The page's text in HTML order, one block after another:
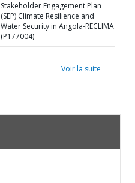
Stakeholder Engagement Plan
(SEP) Climate Resilience and
Water Security in Angola-RECLIMA
(P177004)
Voir la suite